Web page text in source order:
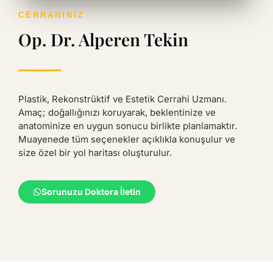
CERRAHINIZ
Op. Dr. Alperen Tekin
Plastik, Rekonstrüktif ve Estetik Cerrahi Uzmanı.
Amaç; doğallığınızı koruyarak, beklentinize ve
anatominize en uygun sonucu birlikte planlamaktır.
Muayenede tüm seçenekler açıklıkla konuşulur ve
size özel bir yol haritası oluşturulur.
Sorunuzu Doktora İletin